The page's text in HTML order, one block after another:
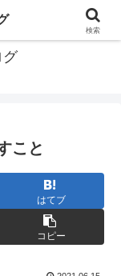
マースについて発信
グ
こと
はてブ
コピー
検索